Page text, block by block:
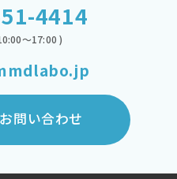
4414
～17:00 )
問い合わせ